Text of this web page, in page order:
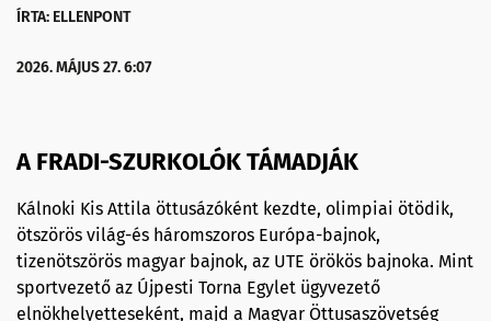
ÍRTA: ELLENPONT
2026. MÁJUS 27. 6:07
A FRADI-SZURKOLÓK TÁMADJÁK
Kálnoki Kis Attila öttusázóként kezdte, olimpiai ötödik,
ötszörös világ-és háromszoros Európa-bajnok,
tizenötszörös magyar bajnok, az UTE örökös bajnoka. Mint
sportvezető az Újpesti Torna Egylet ügyvezető
elnökhelyetteseként, majd a Magyar Öttusaszövetség